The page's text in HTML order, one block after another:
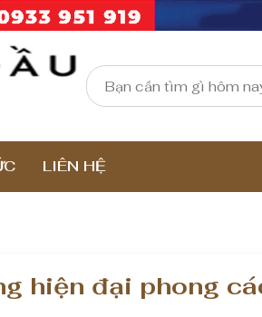
LIÊN HỆ
hiện đại phong